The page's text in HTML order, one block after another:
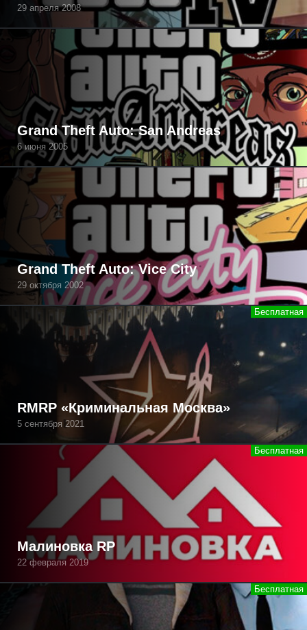
29 апреля 2008
Grand Theft Auto: San Andreas
6 июня 2005
Grand Theft Auto: Vice City
29 октября 2002
RMRP «Криминальная Москва»
5 сентября 2021
Малиновка RP
22 февраля 2019